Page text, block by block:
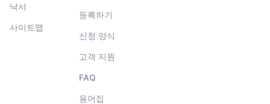
낙서
사이트맵
등록하기
신청 양식
고객 지원
FAQ
용어집